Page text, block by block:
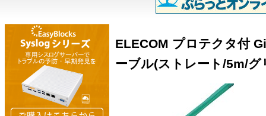
ELECOM プロテクタ付
ーブル(ストレート/5m/グ